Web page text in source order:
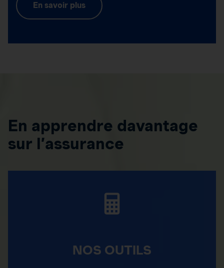
En savoir plus
En apprendre davantage
sur l’assurance
NOS OUTILS